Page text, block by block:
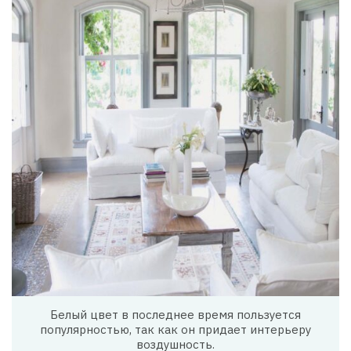
Белый цвет в последнее время пользуется
популярностью, так как он придает интерьеру
воздушность.